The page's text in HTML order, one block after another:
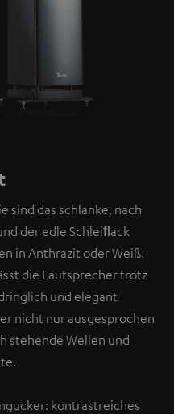
sind das schlanke, nach
der edle Schleiﬂack
in Anthrazit oder Weiß.
die Lautsprecher trotz
und elegant
nicht nur ausgesprochen
stehende Wellen und
kontrastreiches